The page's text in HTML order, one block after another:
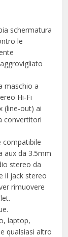
schermatura
le
maschio a
Hi-Fi
(line-out) ai
convertitori
compatibile
aux da 3.5mm
stereo da
il jack stereo
rimuovere
laptop,
qualsiasi altro